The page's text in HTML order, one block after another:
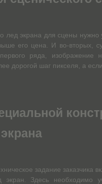
лед экрана для сцены
его цена. И во-вторых,
ряда, изображение
дорогой шаг пикселя, а
задание заказчика
экран. Здесь необходимо